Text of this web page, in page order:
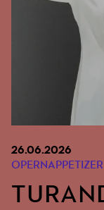
26.06.2026
OPERNAPPETIZER